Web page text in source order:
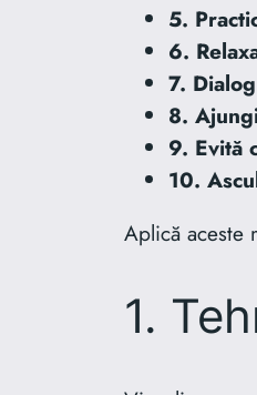
5.
6.
7.
8.
9. Evită
10.
Aplică aceste
1.